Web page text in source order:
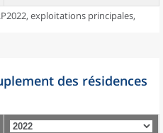
exploitations principales,
des résidences